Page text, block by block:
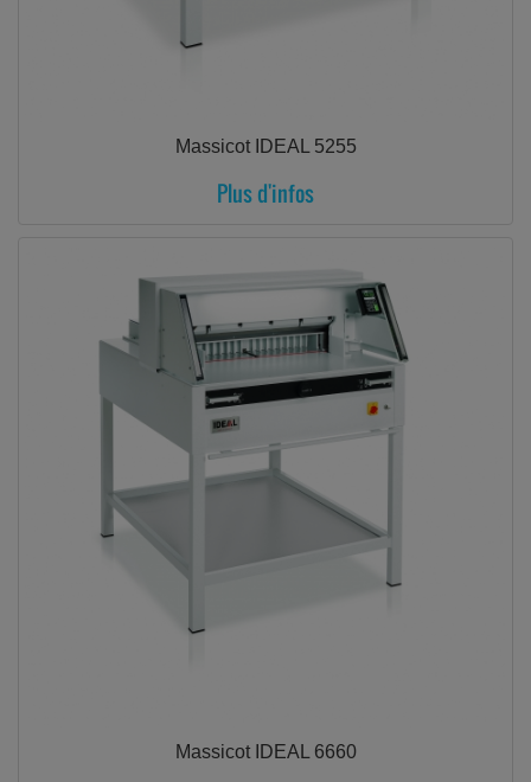
Massicot IDEAL 5255
Plus d'infos
Massicot IDEAL 6660